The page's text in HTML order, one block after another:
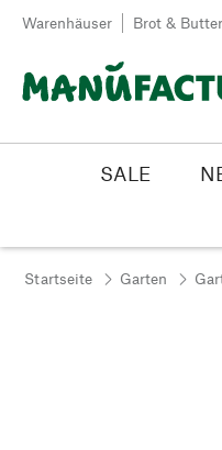
Zum Inhalt springen
Warenhäuser Brot & Butter
SALE
Startseite Garten